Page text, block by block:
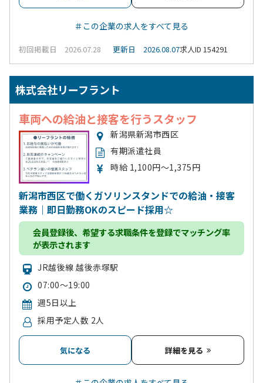
＃この企業の求人をすべて見る
初回掲載日 2026.07.28 更新日 2026.08.07求人ID 154291
株式会社リーフラント
車両への給油と接客を行うスタッフ
新潟県新潟市西区
有期派遣社員
時給 1,100円～1,375円
新潟市西区で働くガソリンスタンドでの給油・接客
業務｜即日勤務OKのスピード採用☆
会員登録後、希望する求職条件を登録でマッチング率
が表示されます
JR越後線 越後赤塚駅
07:00～19:00
週5日以上
採用予定人数 2人
気になる 詳細を見る